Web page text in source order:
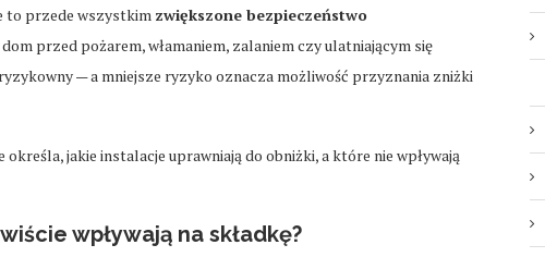
to przede wszystkim zwiększone bezpieczeństwo
przed pożarem, włamaniem, zalaniem czy ulatniającym się
— a mniejsze ryzyko oznacza możliwość przyznania zniżki
jakie instalacje uprawniają do obniżki, a które nie wpływają
wpływają na składkę?